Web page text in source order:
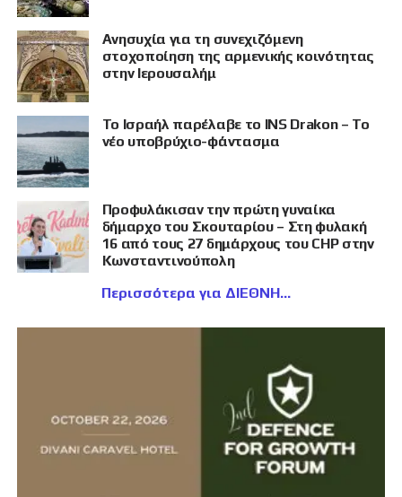
Ανησυχία για τη συνεχιζόμενη
στοχοποίηση της αρμενικής κοινότητας
στην Ιερουσαλήμ
Το Ισραήλ παρέλαβε το INS Drakon – Το
νέο υποβρύχιο-φάντασμα
Προφυλάκισαν την πρώτη γυναίκα
δήμαρχο του Σκουταρίου – Στη φυλακή
16 από τους 27 δημάρχους του CHP στην
Κωνσταντινούπολη
Περισσότερα για ΔΙΕΘΝΗ